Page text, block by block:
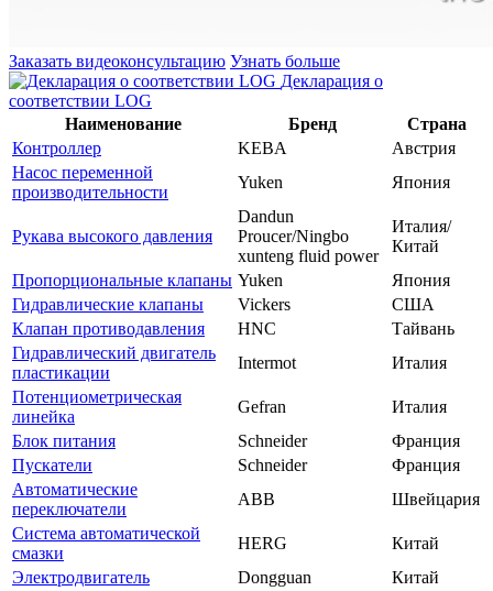
Заказать видеоконсультацию Узнать больше
Декларация о
соответствии LOG
Наименование
Бренд
Страна
Контроллер
KEBA
Австрия
Насос переменной
производительности
Yuken Япония
Рукава высокого давления
Dandun
Proucer/Ningbo
xunteng fluid power
Италия/
Китай
Пропорциональные клапаны Yuken
Япония
Гидравлические клапаны
Vickers
США
Клапан противодавления
HNC
Тайвань
Гидравлический двигатель
пластикации
Intermot
Италия
Потенциометрическая
линейка
Gefran
Италия
Блок питания
Schneider
Франция
Пускатели
Schneider
Франция
Автоматические
переключатели
ABB
Швейцария
Система автоматической
смазки
HERG
Китай
Электродвигатель
Dongguan
Китай